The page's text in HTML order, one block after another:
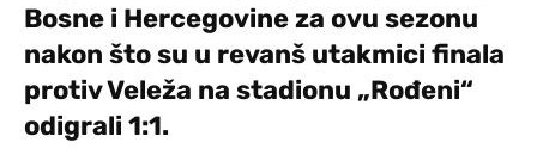
Bosne i Hercegovine za ovu sezonu
nakon što su u revanš utakmici finala
protiv Veleža na stadionu „Rođeni“
odigrali 1:1.